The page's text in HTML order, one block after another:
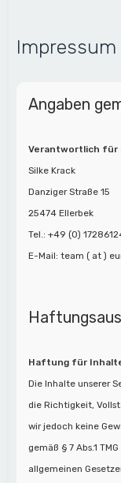
Impressum
Angaben
Verantwortlich für
Silke Krack
Danziger Straße 15
25474 Ellerbek
Tel.: +49 (0)
E-Mail: team ( at )
Haftung für
Die Inhalte unserer
die Richtigkeit,
wir jedoch keine
gemäß § 7 Abs.1
allgemeinen